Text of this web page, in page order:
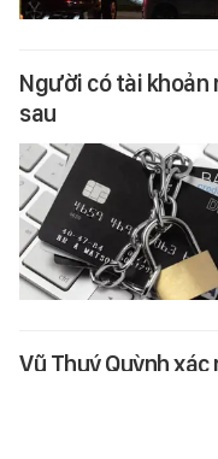
Người có tài khoản
sau
Vũ Thuý Quỳnh